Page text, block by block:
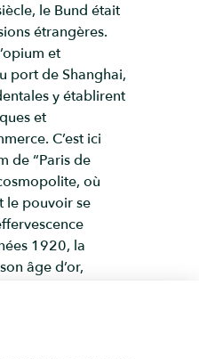
le Bund était
étrangères.
et
port de Shanghai,
y établirent
et
C’est ici
de “Paris de
où
le pouvoir se
1920, la
âge d’or,
néoclassique et
des